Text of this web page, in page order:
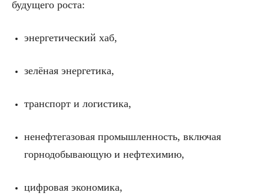
будущего роста:
энергетический хаб,
зелёная энергетика,
транспорт и логистика,
ненефтегазовая промышленность, включая
горнодобывающую и нефтехимию,
цифровая экономика,